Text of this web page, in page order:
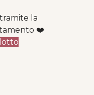
la
❤️